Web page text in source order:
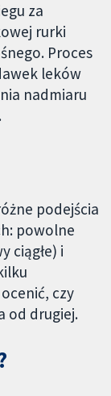
za
rurki
Proces
leków
nadmiaru
podejścia
powolne
ciągłe) i
czy
od drugiej.